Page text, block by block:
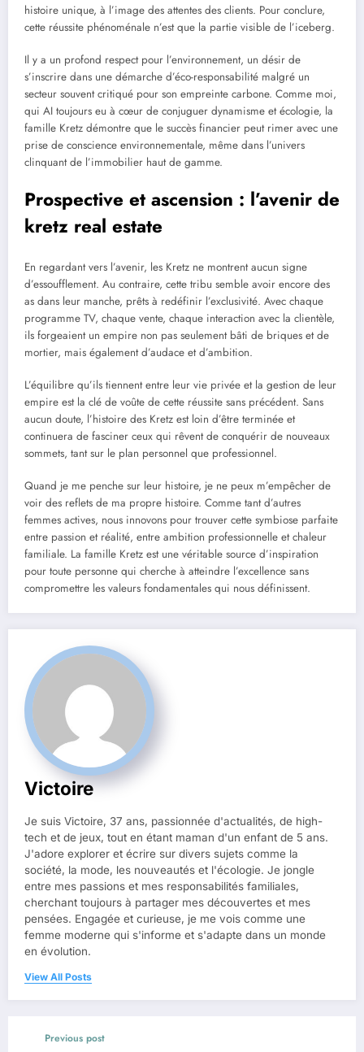
histoire unique, à l’image des attentes des clients. Pour conclure,
cette réussite phénoménale n’est que la partie visible de l’iceberg.
Il y a un profond respect pour l’environnement, un désir de
s’inscrire dans une démarche d’éco-responsabilité malgré un
secteur souvent critiqué pour son empreinte carbone. Comme moi,
qui AI toujours eu à cœur de conjuguer dynamisme et écologie, la
famille Kretz démontre que le succès financier peut rimer avec une
prise de conscience environnementale, même dans l’univers
clinquant de l’immobilier haut de gamme.
Prospective et ascension : l’avenir de
kretz real estate
En regardant vers l’avenir, les Kretz ne montrent aucun signe
d’essoufflement. Au contraire, cette tribu semble avoir encore des
as dans leur manche, prêts à redéfinir l’exclusivité. Avec chaque
programme TV, chaque vente, chaque interaction avec la clientèle,
ils forgeaient un empire non pas seulement bâti de briques et de
mortier, mais également d’audace et d’ambition.
L’équilibre qu’ils tiennent entre leur vie privée et la gestion de leur
empire est la clé de voûte de cette réussite sans précédent. Sans
aucun doute, l’histoire des Kretz est loin d’être terminée et
continuera de fasciner ceux qui rêvent de conquérir de nouveaux
sommets, tant sur le plan personnel que professionnel.
Quand je me penche sur leur histoire, je ne peux m’empêcher de
voir des reflets de ma propre histoire. Comme tant d’autres
femmes actives, nous innovons pour trouver cette symbiose parfaite
entre passion et réalité, entre ambition professionnelle et chaleur
familiale. La famille Kretz est une véritable source d’inspiration
pour toute personne qui cherche à atteindre l’excellence sans
compromettre les valeurs fondamentales qui nous définissent.
Victoire
Je suis Victoire, 37 ans, passionnée d'actualités, de high-
tech et de jeux, tout en étant maman d'un enfant de 5 ans.
J'adore explorer et écrire sur divers sujets comme la
société, la mode, les nouveautés et l'écologie. Je jongle
entre mes passions et mes responsabilités familiales,
cherchant toujours à partager mes découvertes et mes
pensées. Engagée et curieuse, je me vois comme une
femme moderne qui s'informe et s'adapte dans un monde
en évolution.
View All Posts
Previous post